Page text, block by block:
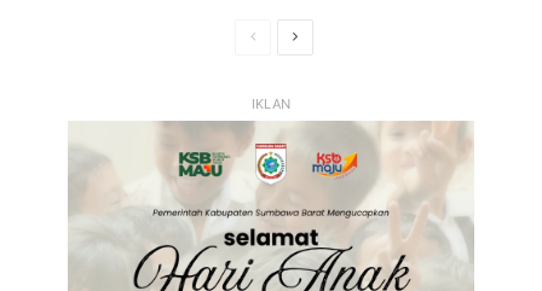
HalamanHalaman
IKLAN